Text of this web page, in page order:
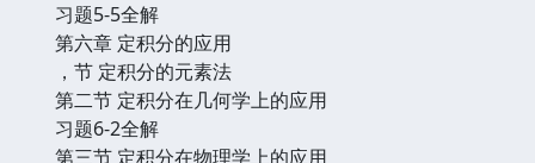
习题5-5全解
第六章 定积分的应用
，节 定积分的元素法
第二节 定积分在几何学上的应用
习题6-2全解
第三节 定积分在物理学上的应用